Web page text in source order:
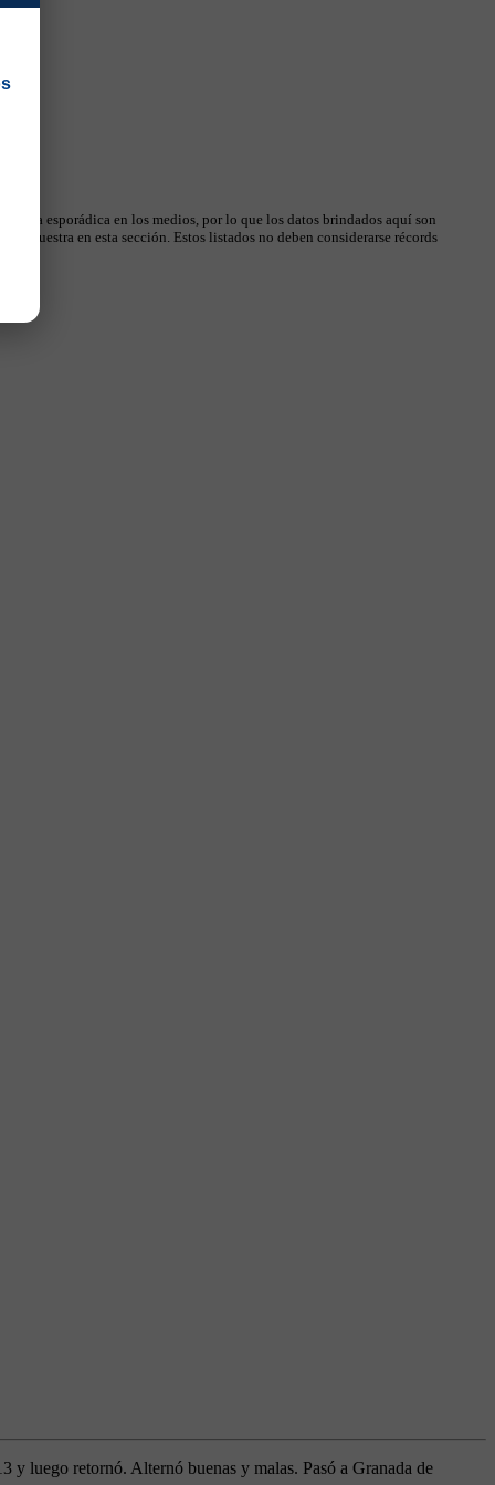
esporádica en los medios, por lo que los datos brindados aquí son
muestra en esta sección. Estos listados no deben considerarse récords
luego retornó. Alternó buenas y malas. Pasó a Granada de